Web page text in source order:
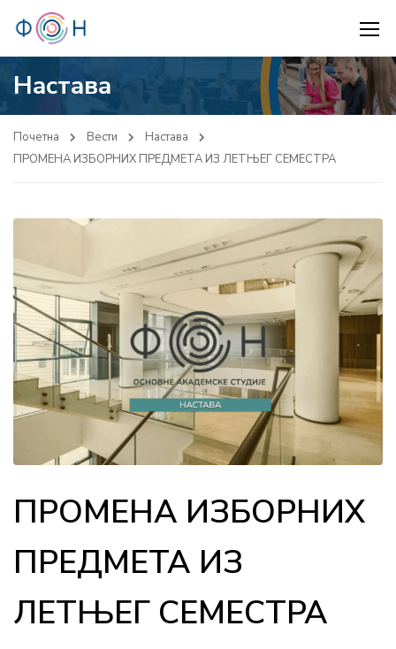
Настава
Почетна Вести
Настава
ПРОМЕНА ИЗБОРНИХ ПРЕДМЕТА ИЗ ЛЕТЊЕГ СЕМЕСТРА
ПРОМЕНА ИЗБОРНИХ
ПРЕДМЕТА ИЗ
ЛЕТЊЕГ СЕМЕСТРА